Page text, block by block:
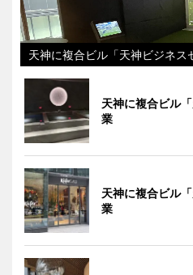
天神に複合ビル「天神ビジネス
天神に複合ビル
業
天神に複合ビル
業